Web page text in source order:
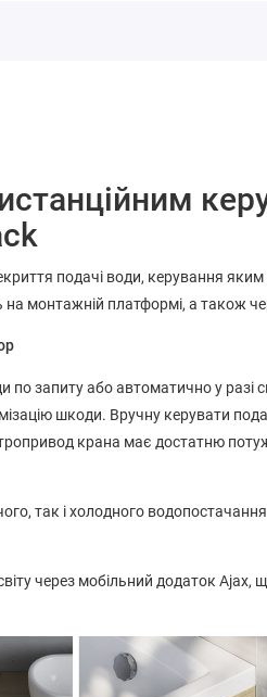
подачі води, керування
монтажній платформі, а також
запиту або автоматично у разі
шкоди. Вручну керувати
крана має достатню
так і холодного
через мобільний додаток Ajax,